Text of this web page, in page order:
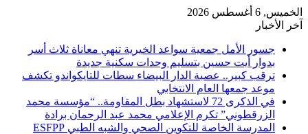
الخميس, 6 أغسطس 2026
آخر الأخبار
​جسور الأمل جمعية سواعد الخيرية تنهي معاناة ثلاث أسر
بدوار أيت حسين بتسليم وحدات سكنية جديدة
ترقب كبير.. عصبة الدار البيضاء سطات للتايكواندو تكشف
موعد جمعها العام الانتخابي
في الذكرى 72 لاستشهاد بطل المقاومة.. “مؤسسة محمد
الزرقطوني” تكرم الإعلامي محمد عبد الرحمان برادة
المدرسة الخاصة للتكوين الصحي والشبه الطبي ESFPP